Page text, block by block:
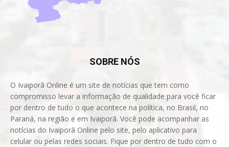
SOBRE NÓS
O Ivaiporã Online é um site de notícias que tem como
compromisso levar a informação de qualidade para você ficar
por dentro de tudo o que acontece na política, no Brasil, no
Paraná, na região e em Ivaiporã. Você pode acompanhar as
notícias do Ivaiporã Online pelo site, pelo aplicativo para
celular ou pelas redes sociais. Fique por dentro de tudo com o